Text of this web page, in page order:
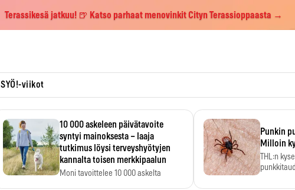
Terassikesä jatkuu! 🍺 Katso parhaat menovinkit Cityn Terassioppaasta →
SYÖ!-viikot
10 000 askeleen päivätavoite
syntyi mainoksesta – laaja
tutkimus löysi terveyshyötyjen
kannalta toisen merkkipaalun
Moni tavoittelee 10 000 askelta
Punkin
Milloin
THL:n